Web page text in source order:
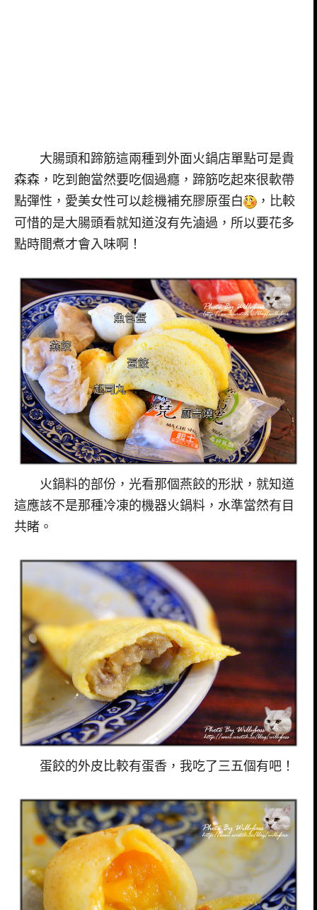
大腸頭和蹄筋這兩種到外面火鍋店單點可是貴
森森，吃到飽當然要吃個過癮，蹄筋吃起來很軟帶
點彈性，愛美女性可以趁機補充膠原蛋白
，比較
可惜的是大腸頭看就知道沒有先滷過，所以要花多
點時間煮才會入味啊！
火鍋料的部份，光看那個燕餃的形狀，就知道
這應該不是那種冷凍的機器火鍋料，水準當然有目
共睹。
蛋餃的外皮比較有蛋香，我吃了三五個有吧！